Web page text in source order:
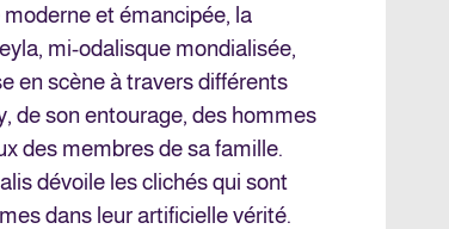
et émancipée, la
mi-odalisque mondialisée,
en scène à travers différents
de son entourage, des hommes
des membres de sa famille.
dévoile les clichés qui sont
dans leur artificielle vérité.